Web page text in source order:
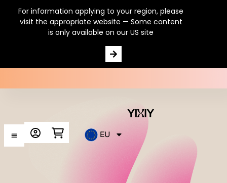
For information applying to your region, please
visit the appropriate website — Some content
is only available on our US site
EU